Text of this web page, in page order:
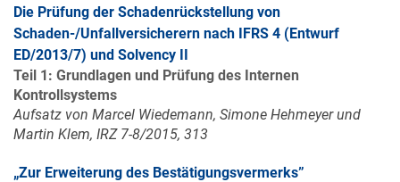
Die Prüfung der Schadenrückstellung von
Schaden-/Unfallversicherern nach IFRS 4 (Entwurf
ED/2013/7) und Solvency II
Teil 1: Grundlagen und Prüfung des Internen
Kontrollsystems
Aufsatz von Marcel Wiedemann, Simone Hehmeyer und
Martin Klem, IRZ 7-8/2015, 313
„Zur Erweiterung des Bestätigungsvermerks”